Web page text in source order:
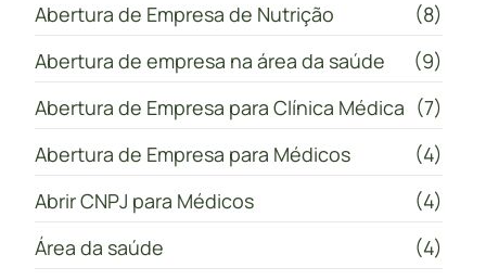
Abertura de Empresa de Nutrição
(8)
Abertura de empresa na área da saúde
(9)
Abertura de Empresa para Clínica Médica (7)
Abertura de Empresa para Médicos
(4)
Abrir CNPJ para Médicos
(4)
Área da saúde
(4)